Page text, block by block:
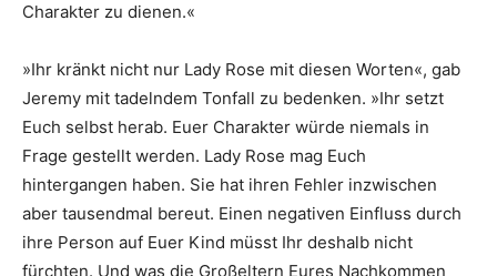
Charakter zu dienen.«
»Ihr kränkt nicht nur Lady Rose mit diesen Worten«, gab
Jeremy mit tadelndem Tonfall zu bedenken. »Ihr setzt
Euch selbst herab. Euer Charakter würde niemals in
Frage gestellt werden. Lady Rose mag Euch
hintergangen haben. Sie hat ihren Fehler inzwischen
aber tausendmal bereut. Einen negativen Einfluss durch
ihre Person auf Euer Kind müsst Ihr deshalb nicht
fürchten. Und was die Großeltern Eures Nachkommen